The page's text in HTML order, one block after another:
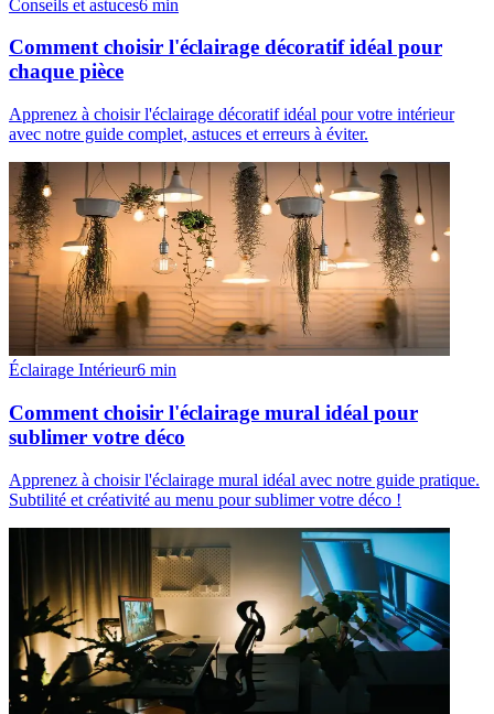
Conseils et astuces6 min
Comment choisir l'éclairage décoratif idéal pour
chaque pièce
Apprenez à choisir l'éclairage décoratif idéal pour votre intérieur
avec notre guide complet, astuces et erreurs à éviter.
Éclairage Intérieur6 min
Comment choisir l'éclairage mural idéal pour
sublimer votre déco
Apprenez à choisir l'éclairage mural idéal avec notre guide pratique.
Subtilité et créativité au menu pour sublimer votre déco !